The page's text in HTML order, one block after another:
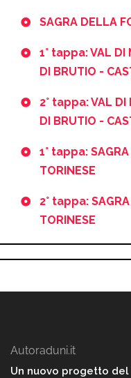
SAGRA DELLA
1° tappa: VAL DI
DI BRUTIO -
2° tappa: VAL DI
DI BRUTIO -
1° tappa:
TORINESE
2° tappa:
TORINESE
Autoraduni.it
Un nuovo progetto del